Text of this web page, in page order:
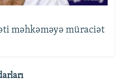
məhkəməyə müraciət